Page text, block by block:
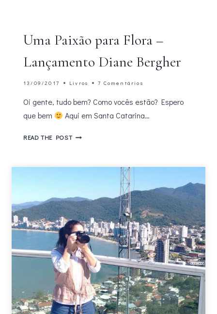
Uma Paixão para Flora –
Lançamento Diane Bergher
13/09/2017 Livros 7 Comentários
Oi gente, tudo bem? Como vocês estão? Espero
que bem
Aqui em Santa Catarina…
READ THE POSTUMA
FLORA
DIANE
BERGHER